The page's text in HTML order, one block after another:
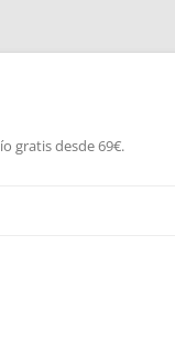
gratis desde 69€.